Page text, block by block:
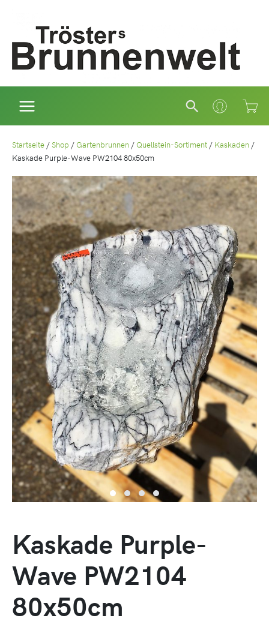
Suchen
Startseite /Shop /Gartenbrunnen /Quellstein-Sortiment / Kaskaden /
Kaskade Purple-Wave PW2104 80x50cm
Kaskade Purple-
Wave PW2104
80x50cm